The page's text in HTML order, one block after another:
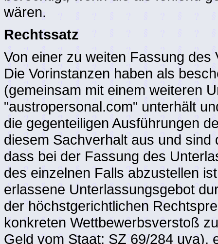
wären.
Rechtssatz
Von einer zu weiten Fassung
Die Vorinstanzen haben als
(gemeinsam mit einem weiteren
"austropersonal.com" unterhält
die gegenteiligen Ausführungen
diesem Sachverhalt aus und
dass bei der Fassung des
des einzelnen Falls abzustellen
erlassene Unterlassungsgebot
der höchstgerichtlichen
konkreten Wettbewerbsverstoß
Geld vom Staat; SZ 69/284 uva),